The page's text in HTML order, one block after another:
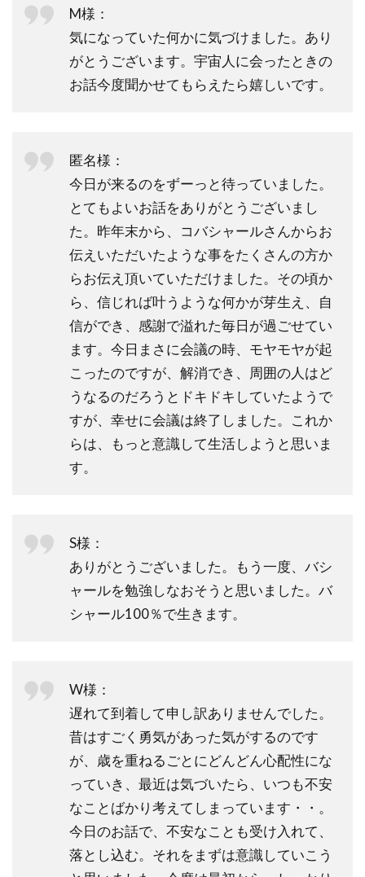
M様：
気になっていた何かに気づけました。あり
がとうございます。宇宙人に会ったときの
お話今度聞かせてもらえたら嬉しいです。
匿名様：
今日が来るのをずーっと待っていました。
とてもよいお話をありがとうございまし
た。昨年末から、コバシャールさんからお
伝えいただいたような事をたくさんの方か
らお伝え頂いていただけました。その頃か
ら、信じれば叶うような何かが芽生え、自
信ができ、感謝で溢れた毎日が過ごせてい
ます。今日まさに会議の時、モヤモヤが起
こったのですが、解消でき、周囲の人はど
うなるのだろうとドキドキしていたようで
すが、幸せに会議は終了しました。これか
らは、もっと意識して生活しようと思いま
す。
S様：
ありがとうございました。もう一度、バシ
ャールを勉強しなおそうと思いました。バ
シャール100％で生きます。
W様：
遅れて到着して申し訳ありませんでした。
昔はすごく勇気があった気がするのです
が、歳を重ねるごとにどんどん心配性にな
っていき、最近は気づいたら、いつも不安
なことばかり考えてしまっています・・。
今日のお話で、不安なことも受け入れて、
落とし込む。それをまずは意識していこう